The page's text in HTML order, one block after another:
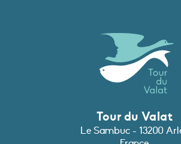
Tour du Valat
Le Sambuc - 13200